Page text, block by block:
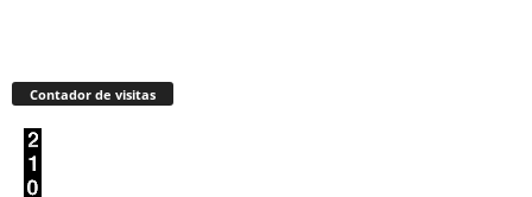
Contador de visitas